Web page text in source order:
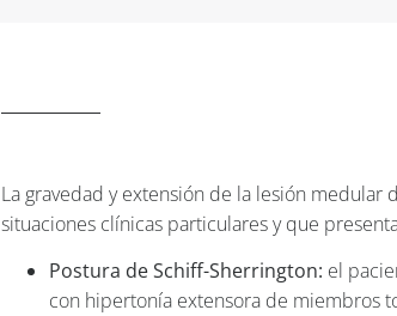
La gravedad y extensión de la lesión medular
situaciones clínicas particulares y que
Postura de Schiff-Sherrington: el
con hipertonía extensora de miembros